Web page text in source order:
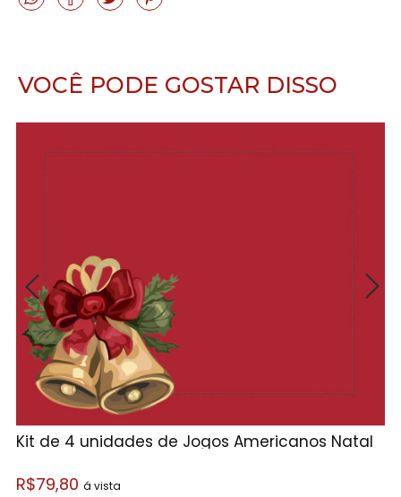
VOCÊ PODE GOSTAR DISSO
Kit de 4 unidades de Jogos Americanos Natal
R$79,80 á vista